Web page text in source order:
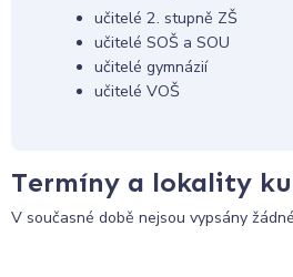
učitelé 2. stupně ZŠ
učitelé SOŠ a SOU
učitelé gymnázií
učitelé VOŠ
Termíny a lokality
V současné době nejsou vypsány